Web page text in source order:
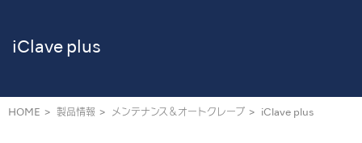
iClave plus
HOME 製品情報 メンテナンス＆オートクレーブ iClave plus